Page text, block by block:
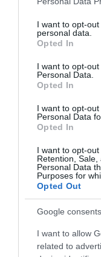
not limited to your
grant or deny
use your data for
consent section.
I want to opt-
personal data.
Opted In
I want to opt-
Personal Data.
Opted In
I want to opt-
Personal Data
Opted In
I want to opt-out
Retention,
Personal Data
Purposes for
Opted Out
Google consents
I want to allow
related to